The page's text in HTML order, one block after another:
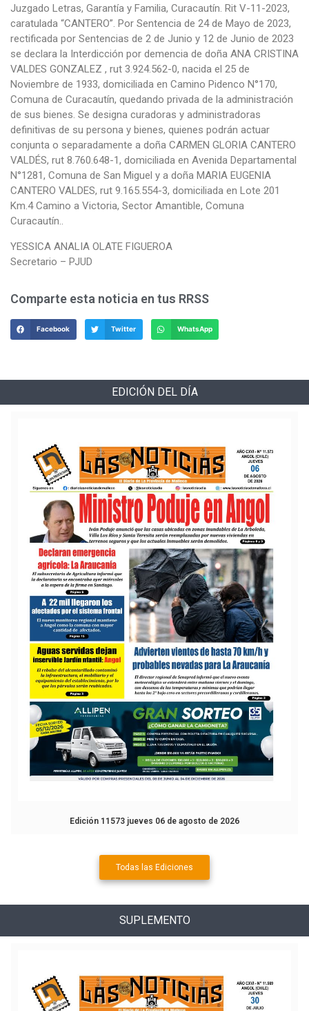
Juzgado Letras, Garantía y Familia, Curacautín. Rit V-11-2023,
caratulada “CANTERO”. Por Sentencia de 24 de Mayo de 2023,
rectificada por Sentencias de 2 de Junio y 12 de Junio de 2023
se declara la Interdicción por demencia de doña ANA CRISTINA
VALDES GONZALEZ , rut 3.924.562-0, nacida el 25 de
Noviembre de 1933, domiciliada en Camino Pidenco N°170,
Comuna de Curacautín, quedando privada de la administración
de sus bienes. Se designa curadoras y administradoras
definitivas de su persona y bienes, quienes podrán actuar
conjunta o separadamente a doña CARMEN GLORIA CANTERO
VALDÉS, rut 8.760.648-1, domiciliada en Avenida Departamental
N°1281, Comuna de San Miguel y a doña MARIA EUGENIA
CANTERO VALDES, rut 9.165.554-3, domiciliada en Lote 201
Km.4 Camino a Victoria, Sector Amantible, Comuna
Curacautín..
YESSICA ANALIA OLATE FIGUEROA
Secretario – PJUD
Comparte esta noticia en tus RRSS
Facebook Twitter WhatsApp
EDICIÓN DEL DÍA
Edición 11573 jueves 06 de agosto de 2026
Todas las Ediciones
SUPLEMENTO